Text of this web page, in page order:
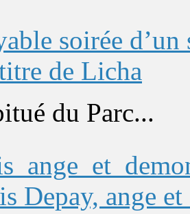
soirée
de Licha
du Parc...
Depay, ange et